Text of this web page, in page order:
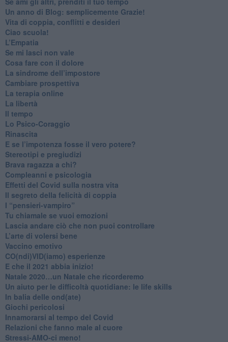
​Un anno di Blog: semplicemente Grazie!
​Vita di coppia, conflitti e desideri
​Ciao scuola!
​L’Empatia
​Se mi lasci non vale
Cosa fare con il dolore
​La sindrome dell’impostore
​Cambiare prospettiva
La terapia online
La libertà
​Il tempo
​Lo Psico-Coraggio
Rinascita
​E se l’impotenza fosse il vero potere?
Stereotipi e pregiudizi
​Brava ragazza a chi?
​Compleanni e psicologia
Effetti del Covid sulla nostra vita
Il segreto della felicità di coppia
​I “pensieri-vampiro”
​Tu chiamale se vuoi emozioni
​Lascia andare ciò che non puoi controllare
L’arte di volersi bene
​Vaccino emotivo
CO(ndi)VID(iamo) esperienze
​E che il 2021 abbia inizio!
​Natale 2020…un Natale che ricorderemo
Un aiuto per le difficoltà quotidiane: le life skills
​In balia delle ond(ate)
Giochi pericolosi
Innamorarsi al tempo del Covid
​Relazioni che fanno male al cuore
​Stressi-AMO-ci meno!